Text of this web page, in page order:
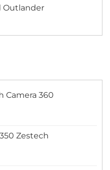
Outlander
Camera 360
Zestech